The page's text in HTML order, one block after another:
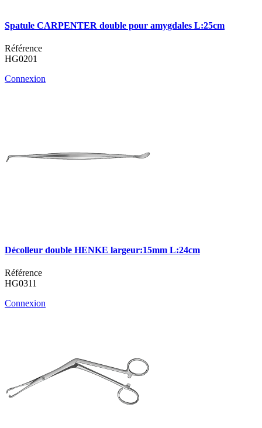
Spatule CARPENTER double pour amygdales L:25cm
Référence
HG0201
Connexion
Décolleur double HENKE largeur:15mm L:24cm
Référence
HG0311
Connexion